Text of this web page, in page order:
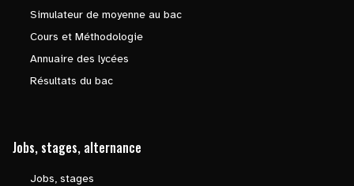
Simulateur de moyenne au bac
Cours et Méthodologie
Annuaire des lycées
Résultats du bac
Jobs, stages, alternance
Jobs, stages